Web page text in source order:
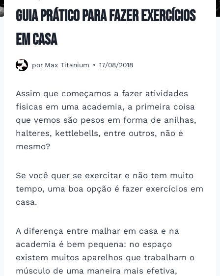
Guia prático para fazer exercícios
em casa
por Max Titanium 17/08/2018
Assim que começamos a fazer atividades
físicas em uma academia, a primeira coisa
que vemos são pesos em forma de anilhas,
halteres, kettlebells, entre outros, não é
mesmo?
Se você quer se exercitar e não tem muito
tempo, uma boa opção é fazer exercícios em
casa.
A diferença entre malhar em casa e na
academia é bem pequena: no espaço
existem muitos aparelhos que trabalham o
músculo de uma maneira mais efetiva,